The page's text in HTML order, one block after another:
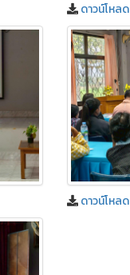
ดาวน์โหลด
ดาวน์โหลด